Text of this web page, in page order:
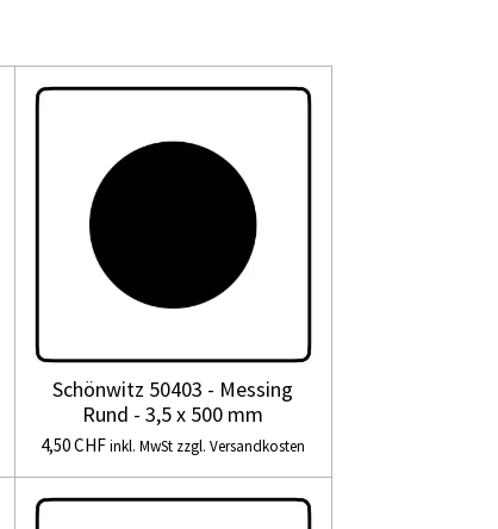
Schönwitz 50403 - Messing
Rund - 3,5 x 500 mm
4,50 CHFinkl. MwSt zzgl. Versandkosten